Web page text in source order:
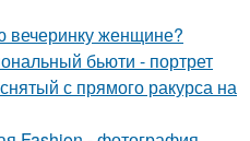
вечеринку женщине?
бьюти - портрет
с прямого ракурса на